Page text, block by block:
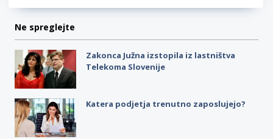
Ne spreglejte
Zakonca Južna izstopila iz lastništva
Telekoma Slovenije
Katera podjetja trenutno zaposlujejo?